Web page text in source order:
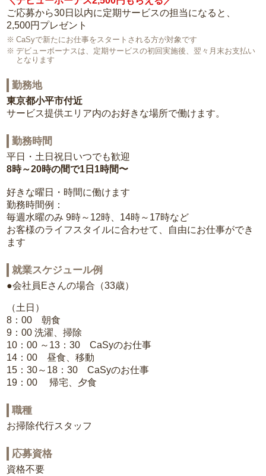
ご応募から30日以内に定期サービスの担当になると、
2,500円プレゼント
CaSyで新たにお仕事をスタートされる方が対象です
デビューボーナスは、定期サービスの初回実施後、翌々月末お支払い
となります
勤務地
東京都小平市付近
サービス提供エリア内のお好きな場所で働けます。
勤務時間
平日・土日祝日いつでも歓迎
8時～20時の間で1日1時間〜
好きな曜日・時間に働けます
勤務時間例：
毎週水曜のみ 9時～12時、14時～17時など
お客様のライフスタイルに合わせて、自由にお仕事ができ
ます
就業スケジュール例
●会社員Eさんの場合（33歳）
（土日）
8：00 朝食
9：00 洗濯、掃除
10：00 ～13：30 CaSyのお仕事
14：00 昼食、移動
15：30～18：30 CaSyのお仕事
19：00 帰宅、夕食
職種
お掃除代行スタッフ
応募資格
資格不要